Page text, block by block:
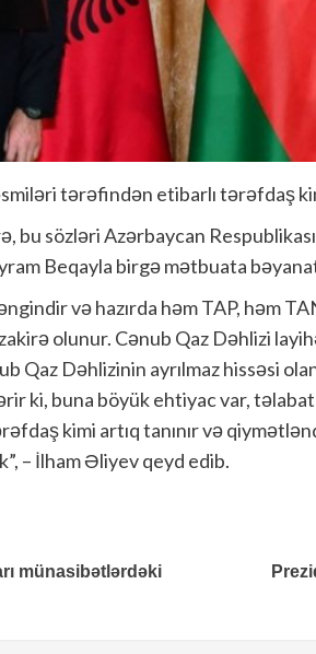
tərəfindən etibarlı tərəfdaş
bu sözləri Azərbaycan
Beqayla birgə mətbuata
və hazırda həm TAP, həm
olunur. Cənub Qaz Dəhlizi
Qaz Dəhlizinin ayrılmaz hissəsi
ki, buna böyük ehtiyac var,
kimi artıq tanınır və
– İlham Əliyev qeyd edib.
münasibətlərdəki